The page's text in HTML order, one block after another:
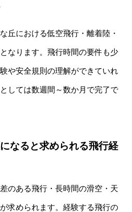
丘における低空飛行・離着陸・
なります。飛行時間の要件も少
や安全規則の理解ができていれ
しては数週間～数か月で完了で
なると求められる飛行経
のある飛行・長時間の滑空・天
求められます。経験する飛行の